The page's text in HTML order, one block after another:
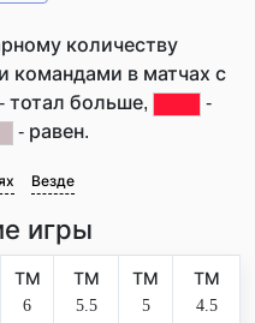
количеству
командами в матчах с
- тотал больше,
-
- равен.
Везде
игры
ТМ
6
ТМ
5.5
ТМ
5
ТМ
4.5